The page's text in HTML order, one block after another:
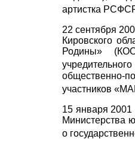
артистка
22 сентября
Кировского
Родины»
общественно-
участников
15 января
Министерства
о